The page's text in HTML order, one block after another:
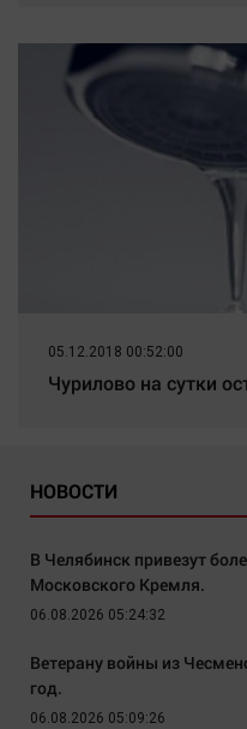
05.12.2018 00:52:00
Чурилово на сутки
НОВОСТИ
В Челябинск привезут
Московского Кремля.
06.08.2026 05:24:32
Ветерану войны из
год.
06.08.2026 05:09:26